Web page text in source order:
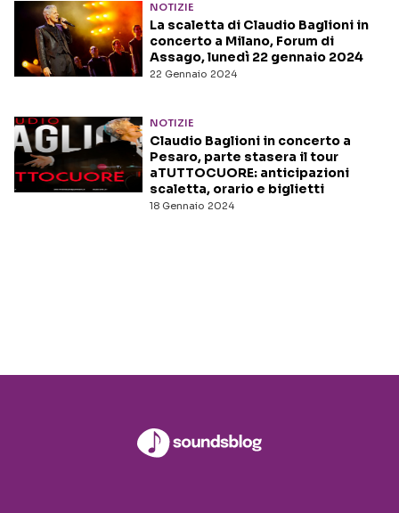
NOTIZIE
22 Gennaio 2024
La scaletta di Claudio Baglioni in
concerto a Milano, Forum di
Assago, lunedì 22 gennaio 2024
NOTIZIE
18 Gennaio 2024
Claudio Baglioni in concerto a
Pesaro, parte stasera il tour
aTUTTOCUORE: anticipazioni
scaletta, orario e biglietti